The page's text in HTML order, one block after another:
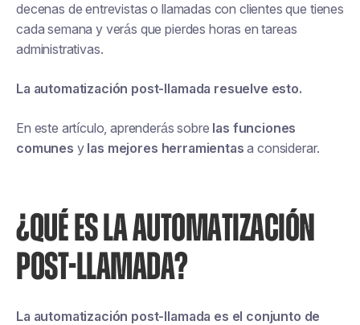
decenas de entrevistas o llamadas con clientes que tienes
cada semana y verás que pierdes horas en tareas
administrativas.
La automatización post-llamada resuelve esto.
En este artículo, aprenderás sobre las funciones
comunes y las mejores herramientas a considerar.
¿QUÉ ES LA AUTOMATIZACIÓN
POST-LLAMADA?
La automatización post-llamada es el conjunto de